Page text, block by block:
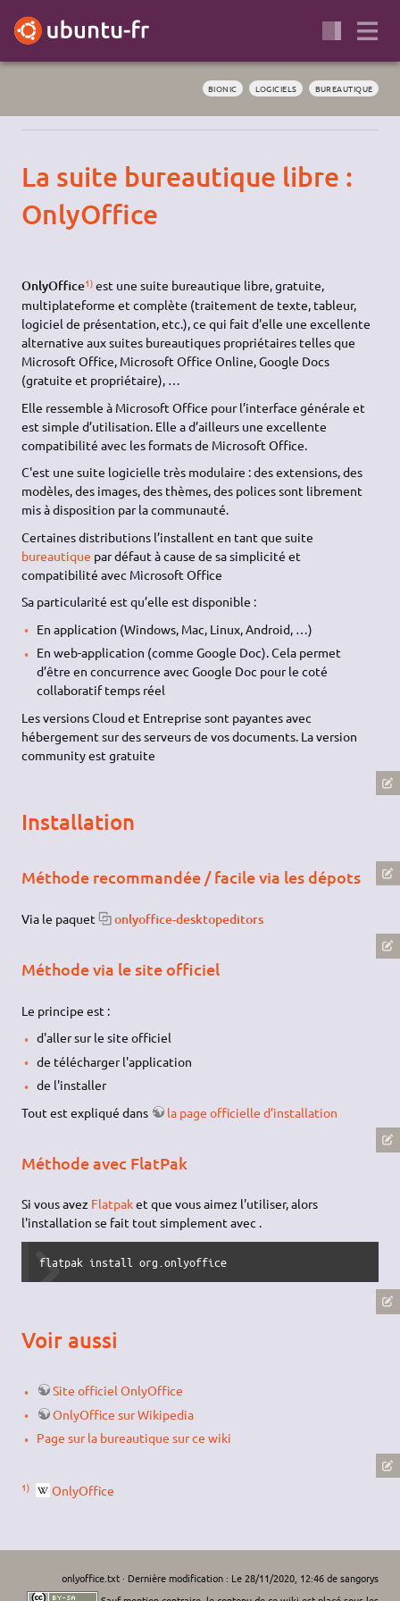
BIONIC LOGICIELS BUREAUTIQUE
La suite bureautique libre :
OnlyOffice
OnlyOffice1) est une suite bureautique libre, gratuite,
multiplateforme et complète (traitement de texte, tableur,
logiciel de présentation, etc.), ce qui fait d'elle une excellente
alternative aux suites bureautiques propriétaires telles que
Microsoft Office, Microsoft Office Online, Google Docs
(gratuite et propriétaire), …
Elle ressemble à Microsoft Office pour l’interface générale et
est simple d’utilisation. Elle a d’ailleurs une excellente
compatibilité avec les formats de Microsoft Office.
C'est une suite logicielle très modulaire : des extensions, des
modèles, des images, des thèmes, des polices sont librement
mis à disposition par la communauté.
Certaines distributions l’installent en tant que suite
bureautique par défaut à cause de sa simplicité et
compatibilité avec Microsoft Office
Sa particularité est qu’elle est disponible :
En application (Windows, Mac, Linux, Android, …)
En web-application (comme Google Doc). Cela permet
d’être en concurrence avec Google Doc pour le coté
collaboratif temps réel
Les versions Cloud et Entreprise sont payantes avec
hébergement sur des serveurs de vos documents. La version
community est gratuite
Installation
Méthode recommandée / facile via les dépots
Via le paquet onlyoffice-desktopeditors
Méthode via le site officiel
Le principe est :
d'aller sur le site officiel
de télécharger l'application
de l'installer
Tout est expliqué dans
la page officielle d’installation
Méthode avec FlatPak
Si vous avez Flatpaket que vous aimez l'utiliser, alors
l'installation se fait tout simplement avec .
flatpak install org.onlyoffice
Voir aussi
Site officiel OnlyOffice
OnlyOffice sur Wikipedia
Page sur la bureautique sur ce wiki
1) OnlyOffice
onlyoffice.txt· Dernière modification : Le 28/11/2020, 12:46 desangorys